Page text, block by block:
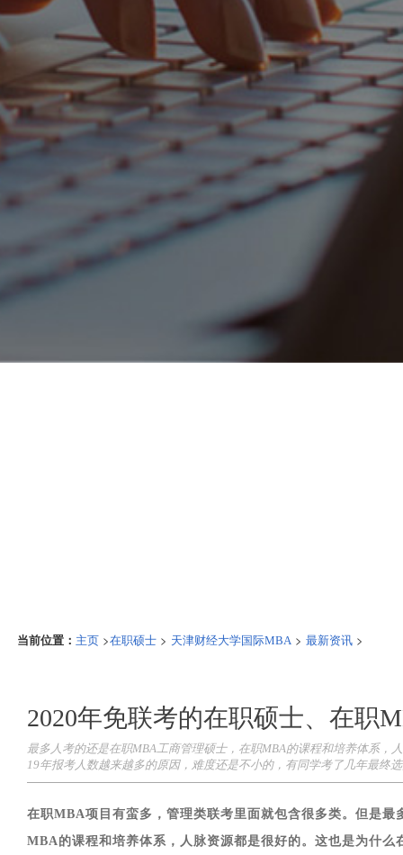
当前位置： 主页 >在职硕士 > 天津财经大学国际MBA >最新资讯 >
2020年免联考的在职硕士、在职
最多人考的还是在职MBA工商管理硕士，在职MBA的课程和培养体系，
19年报考人数越来越多的原因，难度还是不小的，有同学考了几年最终
在职MBA项目有蛮多，管理类联考里面就包含很多类。但是
MBA的课程和培养体系，人脉资源都是很好的。这也是为什